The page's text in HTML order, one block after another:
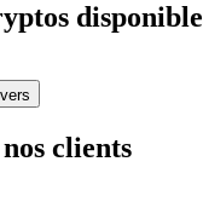
clients